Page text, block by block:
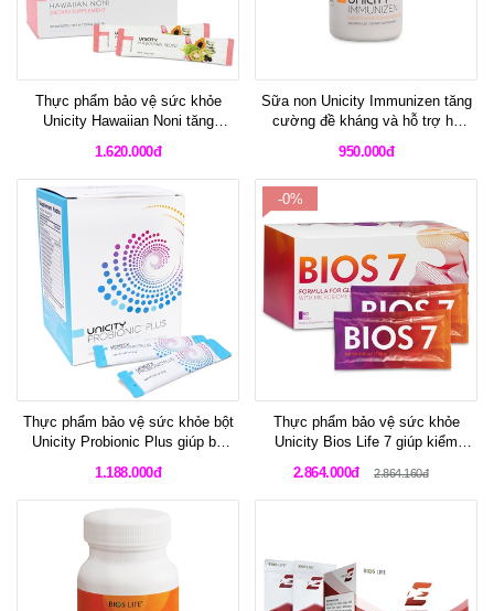
Thực phẩm bảo vệ sức khỏe
Unicity Hawaiian Noni tăng
kháng
1.620.000đ
Sữa non Unicity Immunizen tăng
cường đề kháng và hỗ trợ hệ
950.000đ
Thực phẩm bảo vệ sức khỏe bột
Unicity Probionic Plus giúp bổ
hóa
1.188.000đ
-0%
Thực phẩm bảo vệ sức khỏe
Unicity Bios Life 7 giúp kiểm
hệ vi sinh đường ruột
2.864.000đ 2.864.160đ